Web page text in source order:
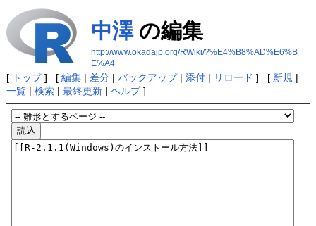
中澤の編集
http://www.okadajp.org/RWiki/?%E4%B8%AD%E6%B
E%A4
[ トップ] [ 編集| 差分| バックアップ| 添付| リロード ] [ 新規 |
一覧| 検索| 最終更新| ヘルプ]